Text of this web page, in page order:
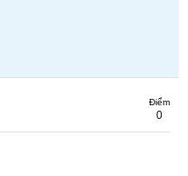
Điểm
0